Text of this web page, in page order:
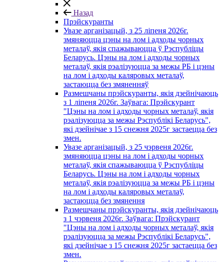
Назад
Прэйскуранты
Увазе арганізацый, з 25 лiпеня 2026г.
змяняюцца цэны на лом і адходы чорных
металаў, якія спажываюцца ў Рэспубліцы
Беларусь. Цэны на лом і адходы чорных
металаў, якія рэалізуюцца за межы РБ і цэны
на лом і адходы каляровых металаў,
застаюцца без змяненняў
Размешчаны прэйскуранты, якія дзейнічаюць
з 1 лiпеня 2026г. Заўвага: Прэйскурант
"Цэны на лом і адходы чорных металаў, якія
рэалізуюцца за межы Рэспублікі Беларусь",
які дзейнічае з 15 снежня 2025г застаецца без
змен.
Увазе арганізацый, з 25 чэрвеня 2026г.
змяняюцца цэны на лом і адходы чорных
металаў, якія спажываюцца ў Рэспубліцы
Беларусь. Цэны на лом і адходы чорных
металаў, якія рэалізуюцца за межы РБ і цэны
на лом і адходы каляровых металаў,
застаюцца без змянення
Размешчаны прэйскуранты, якія дзейнічаюць
з 1 чэрвеня 2026г. Заўвага: Прэйскурант
"Цэны на лом і адходы чорных металаў, якія
рэалізуюцца за межы Рэспублікі Беларусь",
які дзейнічае з 15 снежня 2025г застаецца без
змен.